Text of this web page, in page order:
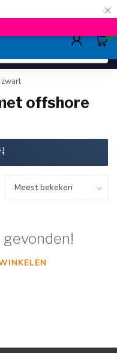
×
0
offshore